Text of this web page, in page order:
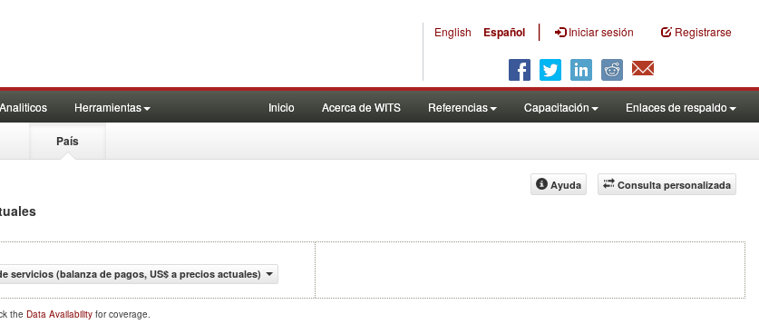
English Español | Iniciar sesión Registrarse
Herramientas Inicio Acerca de WITS Referencias Capacitación Enlaces de respaldo
País
Consulta personalizada
Ayuda
servicios (balanza de pagos, US$ a precios actuales)
the Data Availability for coverage.